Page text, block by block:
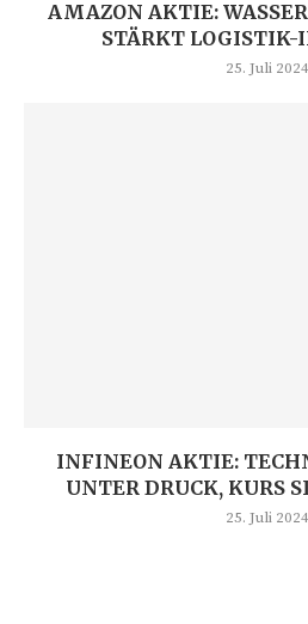
AMAZON AKTIE:
STÄRKT LOGISTIK-
25. Juli 2024
INFINEON AKTIE:
UNTER DRUCK, KURS
25. Juli 2024